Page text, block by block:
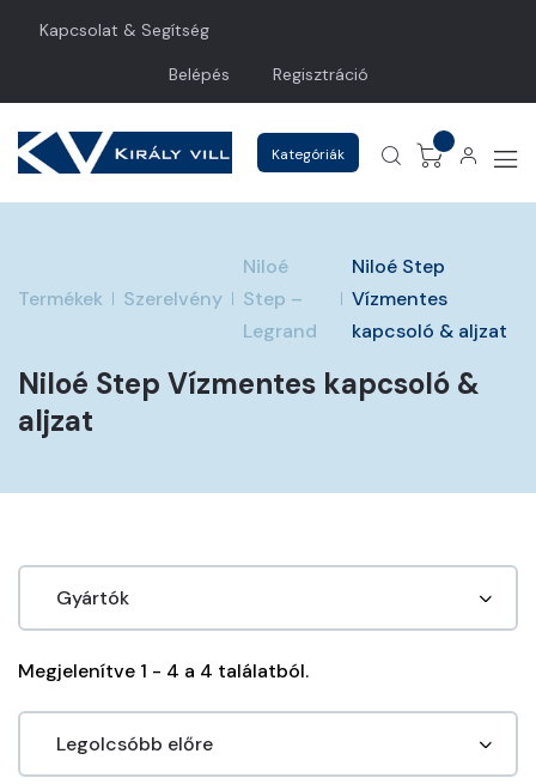
Kapcsolat & Segítség
Belépés Regisztráció
Kategóriák
Termékek Szerelvény
Niloé
Step –
Legrand
Niloé Step
Vízmentes
kapcsoló & aljzat
Niloé Step Vízmentes kapcsoló &
aljzat
Megjelenítve 1 - 4 a 4 találatból.